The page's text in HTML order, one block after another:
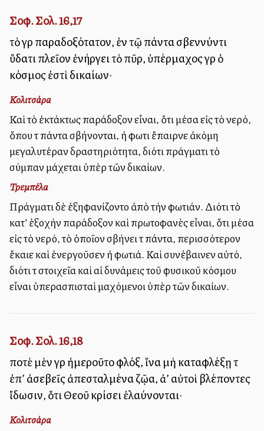
Σοφ. Σολ. 16,17
τὸ γὰρ παραδοξότατον, ἐν τῷ πάντα σβεννύντι
ὕδατι πλεῖον ἐνήργει τὸ πῦρ, ὑπέρμαχος γὰρ ὁ
κόσμος ἐστὶ δικαίων·
Κολιτσάρα
Καὶ τὸ ἐκτάκτως παράδοξον εἶναι, ὅτι μέσα εἰς τὸ νερό,
ὅπου τὰ πάντα σβήνονται, ἡ φωτιὰ ἔπαιρνε ἀκόμη
μεγαλυτέραν δραστηριότητα, διότι πράγματι τὸ
σύμπαν μάχεται ὑπὲρ τῶν δικαίων.
Τρεμπέλα
Πράγματι δὲ ἐξηφανίζοντο ἀπὸ τὴν φωτιάν. Διότι τὸ
κατ’ ἐξοχὴν παράδοξον καὶ πρωτοφανὲς εἶναι, ὅτι μέσα
εἰς τὸ νερό, τὸ ὁποῖον σβήνει τὰ πάντα, περισσότερον
ἔκαιε καὶ ἐνεργοῦσεν ἡ φωτιά. Καὶ συνέβαινεν αὐτό,
διότι τὰ στοιχεῖα καὶ αἱ δυνάμεις τοῦ φυσικοῦ κόσμου
εἶναι ὑπερασπισταὶ μαχόμενοι ὑπὲρ τῶν δικαίων.
Σοφ. Σολ. 16,18
ποτὲ μὲν γὰρ ἡμεροῦτο φλόξ, ἵνα μὴ καταφλέξῃ τὰ
ἐπ’ ἀσεβεῖς ἀπεσταλμένα ζῷα, ἀλλ’ αὐτοὶ βλέποντες
ἴδωσιν, ὅτι Θεοῦ κρίσει ἐλαύνονται·
Κολιτσάρα